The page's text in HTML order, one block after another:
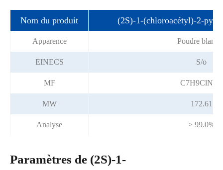
Nom du produit (2S)-1-(chloroacétyl)-2-
Apparence Poudre
EINECS S/o
MF C7H9ClN2O
MW 172.61
Analyse ≥ 99.0%
Paramètres de (2S)-1-